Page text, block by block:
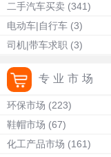
二手汽车买卖 (341)
电动车|自行车 (3)
司机|带车求职 (3)
专业市场
环保市场 (223)
鞋帽市场 (67)
化工产品市场 (161)